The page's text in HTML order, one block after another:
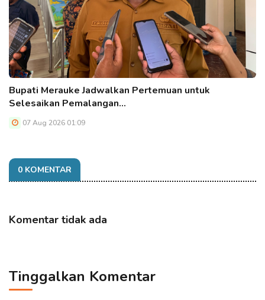
Bupati Merauke Jadwalkan Pertemuan untuk
Selesaikan Pemalangan…
07 Aug 2026 01:09
0 KOMENTAR
Komentar tidak ada
Tinggalkan Komentar